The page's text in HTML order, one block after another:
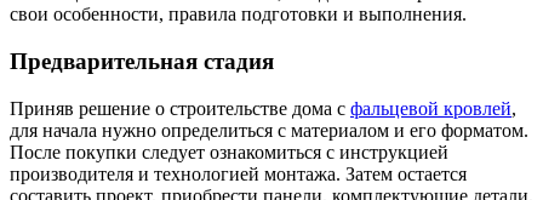
свои особенности, правила подготовки и выполнения.
Предварительная стадия
Приняв решение о строительстве дома с фальцевой кровлей,
для начала нужно определиться с материалом и его форматом.
После покупки следует ознакомиться с инструкцией
производителя и технологией монтажа. Затем остается
составить проект, приобрести панели, комплектующие детали,